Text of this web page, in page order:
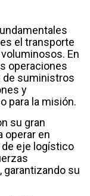
el transporte
En
operaciones
de suministros
y
para la misión.
su gran
operar en
eje logístico
garantizando su